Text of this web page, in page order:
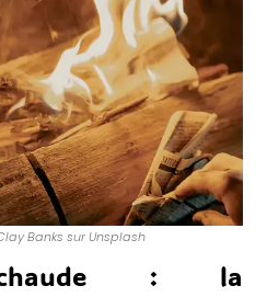
Banks sur Unsplash
chaude : la